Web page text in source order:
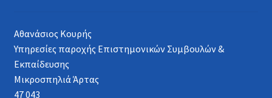
Αθανάσιος Κουρής
Υπηρεσίες παροχής Επιστημονικών Συμβουλών &
Εκπαίδευσης
Μικροσπηλιά Άρτας
47 043